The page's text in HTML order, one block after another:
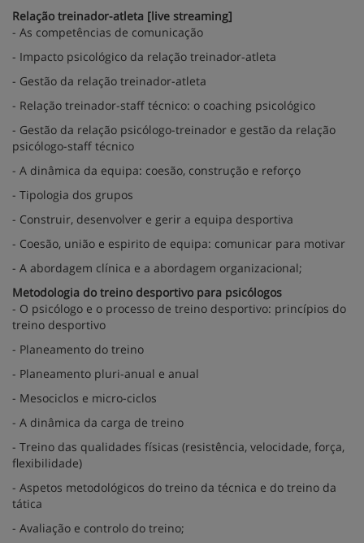
Relação treinador-atleta [live streaming]
- As competências de comunicação
- Impacto psicológico da relação treinador-atleta
- Gestão da relação treinador-atleta
- Relação treinador-staff técnico: o coaching psicológico
- Gestão da relação psicólogo-treinador e gestão da relação
psicólogo-staff técnico
- A dinâmica da equipa: coesão, construção e reforço
- Tipologia dos grupos
- Construir, desenvolver e gerir a equipa desportiva
- Coesão, união e espirito de equipa: comunicar para motivar
- A abordagem clínica e a abordagem organizacional;
Metodologia do treino desportivo para psicólogos
- O psicólogo e o processo de treino desportivo: princípios do
treino desportivo
- Planeamento do treino
- Planeamento pluri-anual e anual
- Mesociclos e micro-ciclos
- A dinâmica da carga de treino
- Treino das qualidades físicas (resistência, velocidade, força,
flexibilidade)
- Aspetos metodológicos do treino da técnica e do treino da
tática
- Avaliação e controlo do treino;